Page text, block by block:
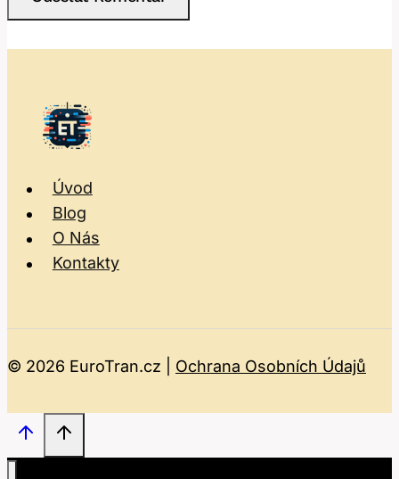
Úvod
Blog
O Nás
Kontakty
© 2026 EuroTran.cz | Ochrana Osobních Údajů